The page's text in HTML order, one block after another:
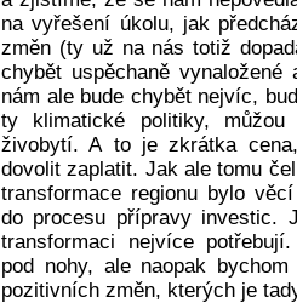
na vyřešení úkolu, jak
změn (ty už na nás totiž
chybět uspěchaně
nám ale bude chybět nejvíc,
ty klimatické politiky,
živobytí. A to je zkrátka
dovolit zaplatit. Jak ale tomu
transformace regionu bylo
do procesu přípravy investic.
transformaci nejvíce
pod nohy, ale naopak
pozitivních změn, kterých je